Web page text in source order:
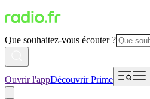
Que souhaitez-vous écouter ?
Ouvrir l'appDécouvrir Prime